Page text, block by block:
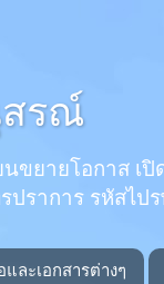
สรณ์
นขยายโอกาส
ปราการ รหัสไ
และเอกสารต่างๆ